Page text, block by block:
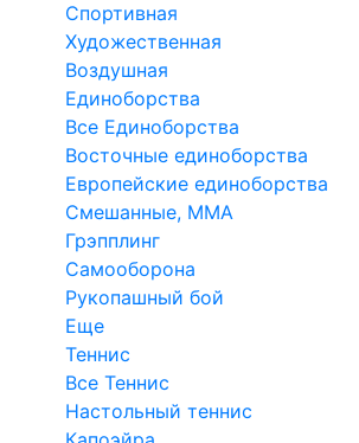
Спортивная
Художественная
Воздушная
Единоборства
Все Единоборства
Восточные единоборства
Европейские единоборства
Смешанные, ММА
Грэпплинг
Самооборона
Рукопашный бой
Еще
Теннис
Все Теннис
Настольный теннис